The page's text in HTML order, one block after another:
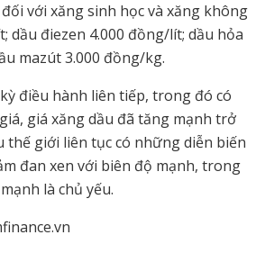
với xăng sinh học và xăng không
dầu điezen 4.000 đồng/lít; dầu hỏa
mazút 3.000 đồng/kg.
điều hành liên tiếp, trong đó có
giá xăng dầu đã tăng mạnh trở
thế giới liên tục có những diễn biến
đan xen với biên độ mạnh, trong
là chủ yếu.